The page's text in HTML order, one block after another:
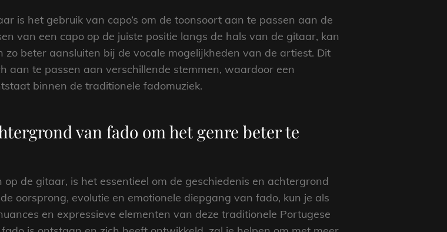
is het gebruik van capo’s om de toonsoort aan te passen aan de
van een capo op de juiste positie langs de hals van de gitaar, kan
beter aansluiten bij de vocale mogelijkheden van de artiest. Dit
aan te passen aan verschillende stemmen, waardoor een
binnen de traditionele fadomuziek.
van fado om het genre beter te
de gitaar, is het essentieel om de geschiedenis en achtergrond
oorsprong, evolutie en emotionele diepgang van fado, kun je als
en expressieve elementen van deze traditionele Portugese